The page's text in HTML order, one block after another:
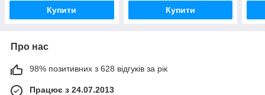
Купити Купити
Про нас
98% позитивних з 628 відгуків за рік
Працює з 24.07.2013